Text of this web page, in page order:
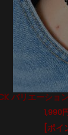
バリエーショ
1,990
[ポイ